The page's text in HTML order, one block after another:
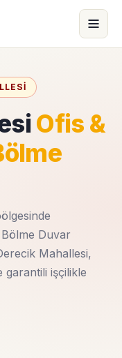
Ofis &
Duvar
Mahallesi,
işçilikle